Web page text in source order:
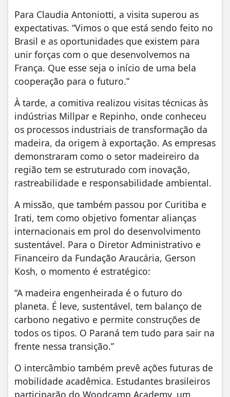
Para Claudia Antoniotti, a visita superou as
expectativas. “Vimos o que está sendo feito no
Brasil e as oportunidades que existem para
unir forças com o que desenvolvemos na
França. Que esse seja o início de uma bela
cooperação para o futuro.”
À tarde, a comitiva realizou visitas técnicas às
indústrias Millpar e Repinho, onde conheceu
os processos industriais de transformação da
madeira, da origem à exportação. As empresas
demonstraram como o setor madeireiro da
região tem se estruturado com inovação,
rastreabilidade e responsabilidade ambiental.
A missão, que também passou por Curitiba e
Irati, tem como objetivo fomentar alianças
internacionais em prol do desenvolvimento
sustentável. Para o Diretor Administrativo e
Financeiro da Fundação Araucária, Gerson
Kosh, o momento é estratégico:
“A madeira engenheirada é o futuro do
planeta. É leve, sustentável, tem balanço de
carbono negativo e permite construções de
todos os tipos. O Paraná tem tudo para sair na
frente nessa transição.”
O intercâmbio também prevê ações futuras de
mobilidade acadêmica. Estudantes brasileiros
participarão do Woodcamp Academy, um